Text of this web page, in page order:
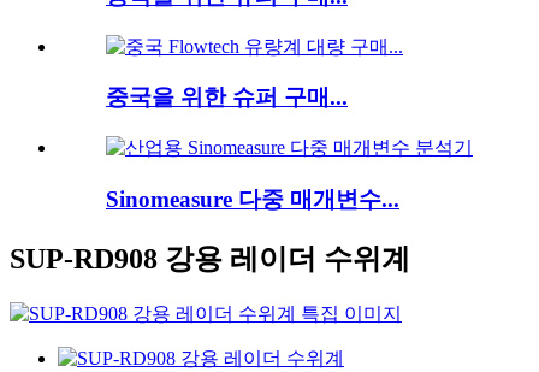
중국을 위한 슈퍼 구매...
Sinomeasure 다중 매개변수...
SUP-RD908 강용 레이더 수위계